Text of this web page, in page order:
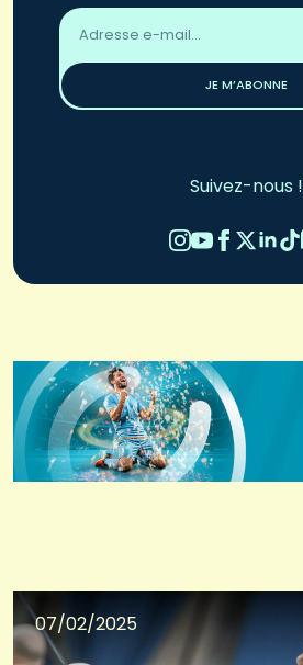
Adresse
email
JE M’ABONNE
Suivez-nous !
07/02/2025